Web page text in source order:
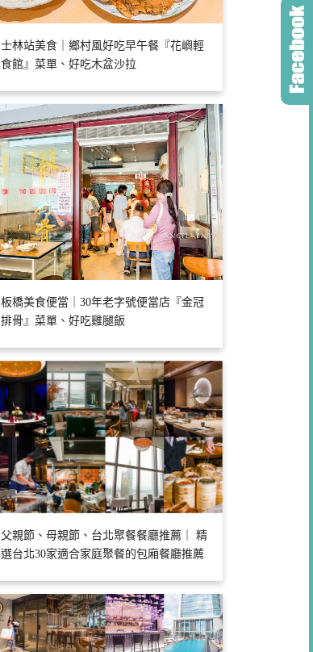
士林站美食｜鄉村風好吃早午餐『花嶼輕
食館』菜單、好吃木盆沙拉
板橋美食便當｜30年老字號便當店『金冠
排骨』菜單、好吃雞腿飯
父親節、母親節、台北聚餐餐廳推薦｜ 精
選台北30家適合家庭聚餐的包廂餐廳推薦